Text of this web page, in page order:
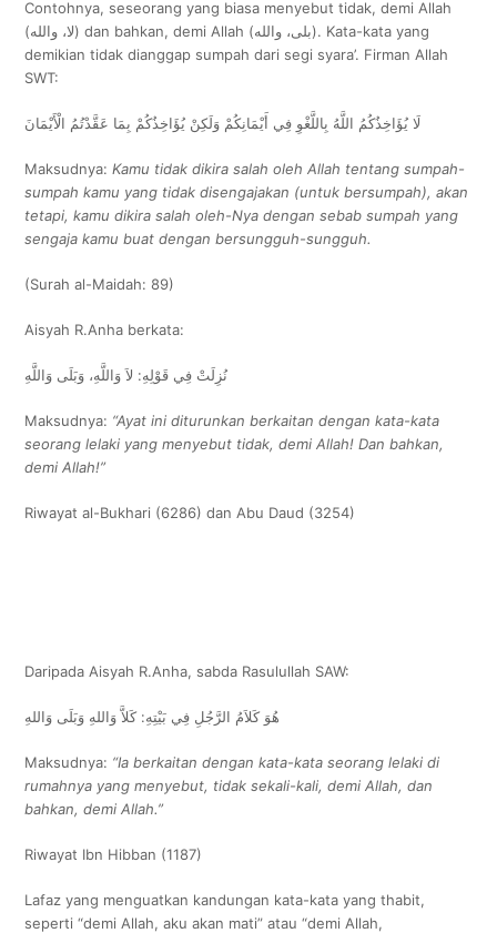
Contohnya, seseorang yang biasa menyebut tidak, demi Allah
(لا، والله) dan bahkan, demi Allah (بلى، والله). Kata-kata yang
demikian tidak dianggap sumpah dari segi syara’. Firman Allah
SWT:
لَا يُؤَاخِذُكُمُ اللَّهُ بِاللَّغْوِ فِي أَيْمَانِكُمْ وَلَكِنْ يُؤَاخِذُكُمْ بِمَا عَقَّدْتُمُ الْأَيْمَانَ
Maksudnya:Kamu tidak dikira salah oleh Allah tentang sumpah-
sumpah kamu yang tidak disengajakan (untuk bersumpah), akan
tetapi, kamu dikira salah oleh-Nya dengan sebab sumpah yang
sengaja kamu buat dengan bersungguh-sungguh.
(Surah al-Maidah: 89)
Aisyah R.Anha berkata:
نُزِلَتْ فِي قَوْلِهِ: لاَ وَاللَّهِ، وَبَلَى وَاللَّهِ
Maksudnya: “Ayat ini diturunkan berkaitan dengan kata-kata
seorang lelaki yang menyebut tidak, demi Allah! Dan bahkan,
demi Allah!”
Riwayat al-Bukhari (6286) dan Abu Daud (3254)
Daripada Aisyah R.Anha, sabda Rasulullah SAW:
هُوَ كَلاَمُ الرَّجُلِ فِي بَيْتِهِ: كَلاَّ وَاللهِ وَبَلَى وَاللهِ
Maksudnya: “Ia berkaitan dengan kata-kata seorang lelaki di
rumahnya yang menyebut, tidak sekali-kali, demi Allah, dan
bahkan, demi Allah.”
Riwayat Ibn Hibban (1187)
Lafaz yang menguatkan kandungan kata-kata yang thabit,
seperti “demi Allah, aku akan mati” atau “demi Allah,